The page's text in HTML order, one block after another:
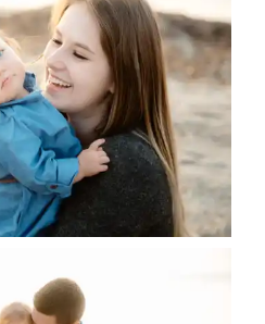
Contatti
About
me
English